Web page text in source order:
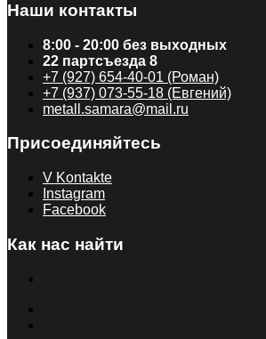
Наши контакты
8:00 - 20:00 без выходных
22 партсъезда 8
+7 (927) 654-40-01 (Роман)
+7 (937) 073-55-18 (Евгений)
metall.samara@mail.ru
Присоединяйтесь
V Kontakte
Instagram
Facebook
Как нас найти